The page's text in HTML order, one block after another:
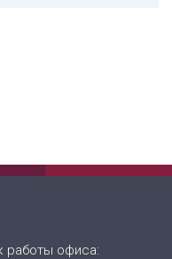
работы офиса: